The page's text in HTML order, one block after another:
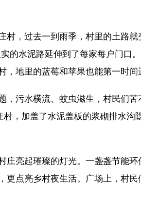
，过去一到雨季，村里的土路
的水泥路延伸到了每家每户门口
地里的蓝莓和苹果也能第一时间
污水横流、蚊虫滋生，村民们苦
，加盖了水泥盖板的浆砌排水沟
亮起璀璨的灯光。一盏盏节能
更点亮乡村夜生活。广场上，村